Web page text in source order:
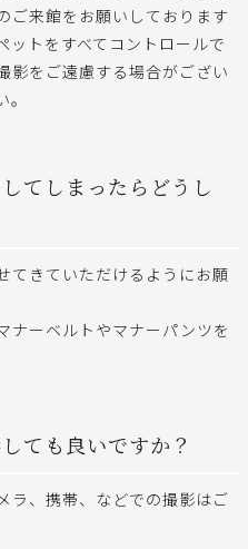
ご来館をお願いしております
ットをすべてコントロールで
影をご遠慮する場合がござい
てしまったらどうし
てきていただけるようにお願
ナーベルトやマナーパンツを
ても良いですか？
ラ、携帯、などでの撮影はご